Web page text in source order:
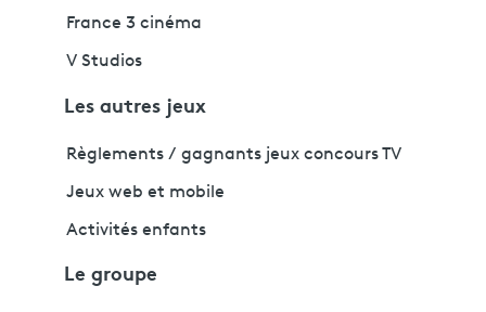
France 3 cinéma
V Studios
Les autres jeux
Règlements / gagnants jeux concours TV
Jeux web et mobile
Activités enfants
Le groupe